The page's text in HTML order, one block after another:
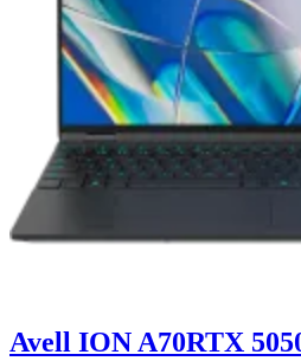
Avell ION A70RTX